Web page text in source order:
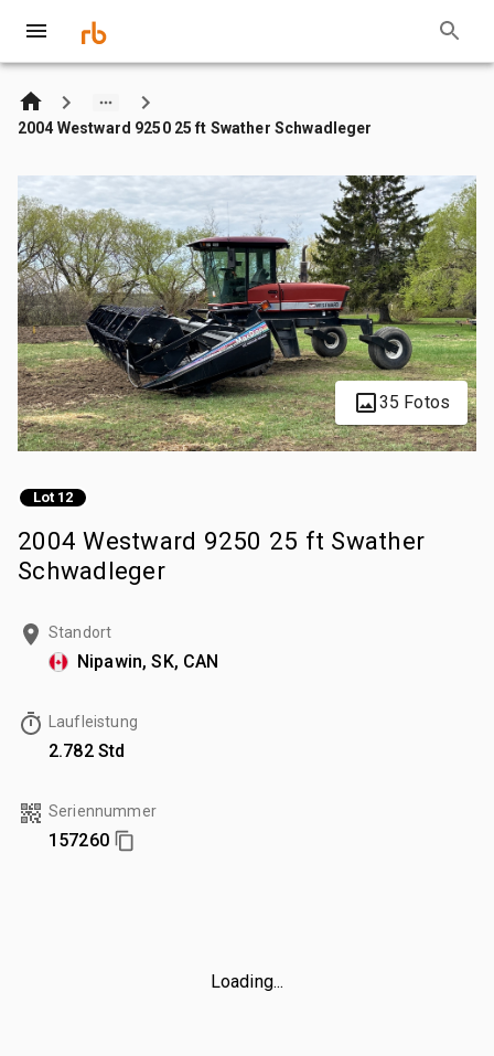
2004 Westward 9250 25 ft Swather Schwadleger
35 Fotos
Lot 12
2004 Westward 9250 25 ft Swather
Schwadleger
Standort
Nipawin, SK, CAN
Laufleistung
2.782 Std
Seriennummer
157260
Loading...